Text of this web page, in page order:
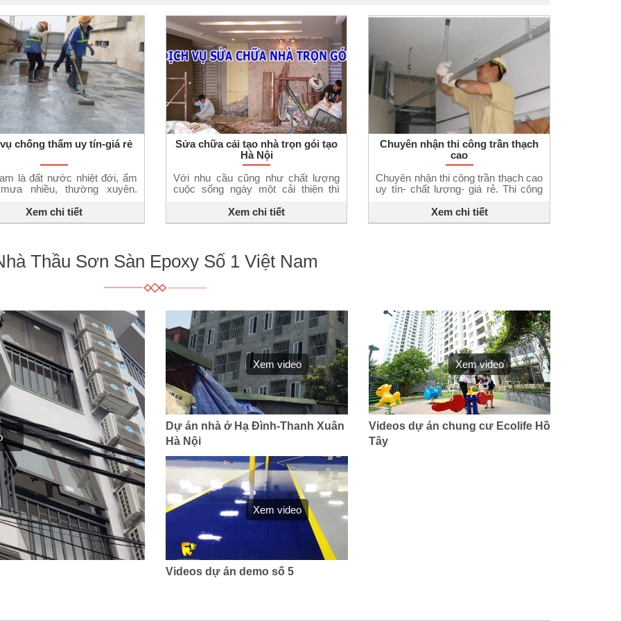
chống thấm uy tín-giá rẻ
là đất nước nhiệt đới, ẩm
nhiều, thường xuyên.
chính khiến cho sự cố thấm
trình xuất hiện. Nguyên
công trình kém chất lượng
[…]
Xem chi tiết
Sửa chữa cải tạo nhà trọn gói tạo
Hà Nội
Với nhu cầu cũng như chất lượng
cuộc sống ngày một cải thiện thì
chữa nhà cửa ngày một gia tăng.
Trên địa bàn Hà Nội hiện nay đã có
do thi công từ […]
Xem chi tiết
Chuyên nhận thi công trần thạch
cao
Chuyên nhận thi công trần thạch cao
uy tín- chất lượng- giá rẻ. Thi công
chữa nhà ở – thi công đóng trần
vách ngăn thạch cao. Nhận thiết kế
Xem chi tiết
Thầu Sơn Sàn Epoxy Số 1 Việt Nam
Xem video
Dự án nhà ở Hạ Đình-Thanh Xuân
Hà Nội
Xem video
Videos dự án chung cư Ecolife Hồ
Tây
Xem video
Videos dự án demo số 5